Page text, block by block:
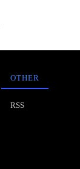
OTHER
RSS